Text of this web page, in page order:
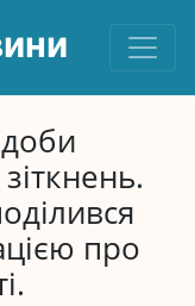
про